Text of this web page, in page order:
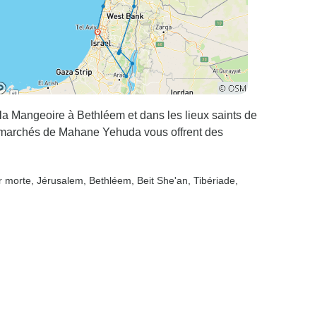
Mangeoire à Bethléem et dans les lieux saints de
de Mahane Yehuda vous offrent des
morte , Jérusalem , Bethléem , Beit She'an , Tibériade